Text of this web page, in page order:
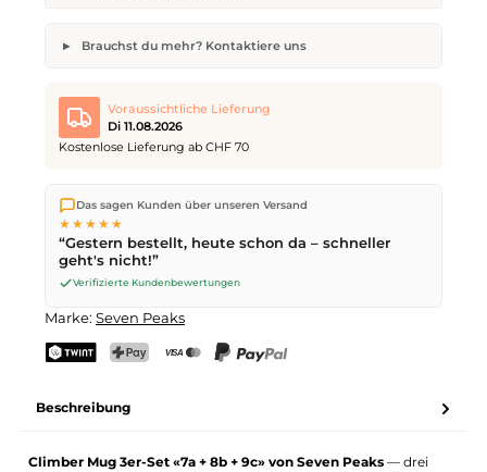
Brauchst du mehr? Kontaktiere uns
Gewünschte Anzahl
Dein Name E-Mail-Adresse
Anfrage senden
Voraussichtliche Lieferung
Di 11.08.2026
Kostenlose Lieferung ab CHF 70
Wir versenden direkt aus unserem Lager in Kriens. Ab
ist die Lieferung kostenlos. Bestellungen bis
werden noch am selben Tag versendet – Zustellung am
nächsten Werktagmit der Schweizerischen Post.
Das sagen Kunden über unseren Versand
★★★★★
“Gestern bestellt, heute schon da – schneller
geht's nicht!”
Verifizierte Kundenbewertungen
Marke: Seven Peaks
Beschreibung
Climber Mug 3er-Set «7a + 8b + 9c» von Seven Peaks — drei